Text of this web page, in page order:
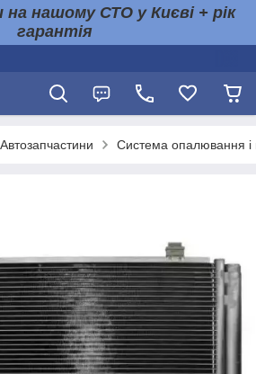
нашому СТО у Києві + рік
гарантія
Автозапчастини Система опалювання і